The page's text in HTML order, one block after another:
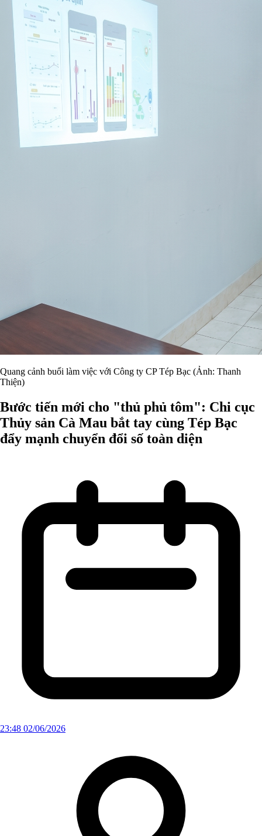
Quang cảnh buổi làm việc với Công ty CP Tép Bạc (Ảnh: Thanh
Thiện)
Bước tiến mới cho "thủ phủ tôm": Chi cục
Thủy sản Cà Mau bắt tay cùng Tép Bạc
đẩy mạnh chuyển đổi số toàn diện
23:48 02/06/2026